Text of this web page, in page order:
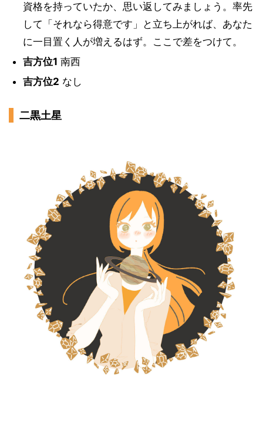
資格を持っていたか、思い返してみましょう。率先
して「それなら得意です」と立ち上がれば、あなた
に一目置く人が増えるはず。ここで差をつけて。
吉方位1 南西
吉方位2 なし
二黒土星